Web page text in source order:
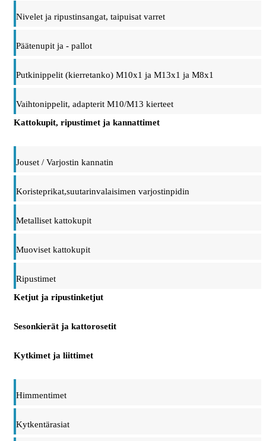
Nivelet ja ripustinsangat, taipuisat varret
Päätenupit ja - pallot
Putkinippelit (kierretanko) M10x1 ja M13x1 ja M8x1
Vaihtonippelit, adapterit M10/M13 kierteet
Kattokupit, ripustimet ja kannattimet
Jouset / Varjostin kannatin
Koristeprikat,suutarinvalaisimen varjostinpidin
Metalliset kattokupit
Muoviset kattokupit
Ripustimet
Ketjut ja ripustinketjut
Sesonkierät ja kattorosetit
Kytkimet ja liittimet
Himmentimet
Kytkentärasiat